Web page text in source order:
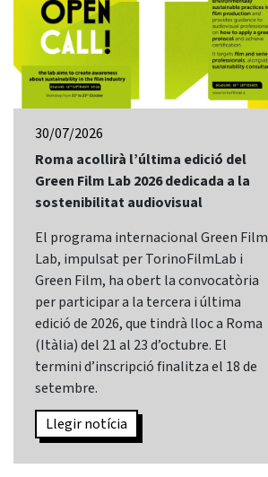
30/07/2026
Roma acollirà l’última edició del
Green Film Lab 2026 dedicada a la
sostenibilitat audiovisual
El programa internacional Green Film
Lab, impulsat per TorinoFilmLab i
Green Film, ha obert la convocatòria
per participar a la tercera i última
edició de 2026, que tindrà lloc a Roma
(Itàlia) del 21 al 23 d’octubre. El
termini d’inscripció finalitza el 18 de
setembre.
Llegir notícia